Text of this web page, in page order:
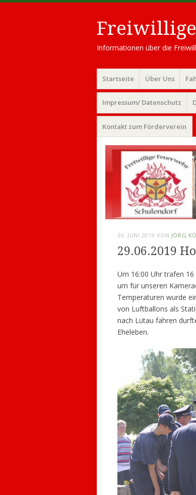
Informationen über die
Menü
Zum
Inhalt
springen
Startseite Über Uns
Impressum/ Datenschutz
Kontakt zum Förderverein
30. JUNI 2019 VON JÖRG
29.06.2019
Um 16:00 Uhr trafen
um für unseren
Temperaturen wurde
von Luftballons als
nach Lütau fahren
Eheleben.